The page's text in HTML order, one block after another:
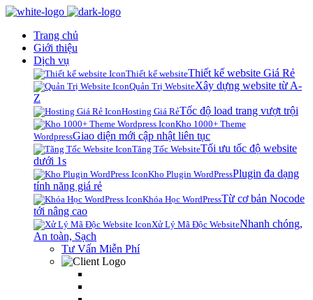
Trang chủ
Giới thiệu
Dịch vụ
Thiết kế websiteThiết kế website Giá Rẻ
Quản Trị WebsiteXây dựng website từ A-
Z
Hosting Giá RẻTốc độ load trang vượt trội
Kho 1000+ Theme
WordpressGiao diện mới cập nhật liên tục
Tăng Tốc WebsiteTối ưu tốc độ website
dưới 1s
Kho Plugin WordPressPlugin đa dạng
tính năng giá rẻ
Khóa Học WordPressTừ cơ bản Nocode
tới nâng cao
Xử Lý Mã Độc WebsiteNhanh chóng,
An toàn, Sạch
Tư Vấn Miễn Phí